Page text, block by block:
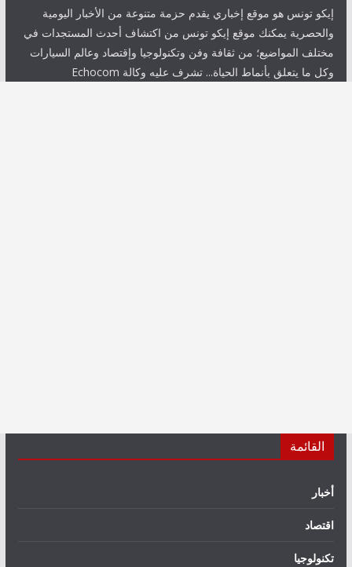
إيكو تونس هو موقع إخباري يقدم حزمة متنوعة من الأخبار اليومية
والحصرية يمكنك موقع إيكو تونس من اكتشاف أحدث المستجدات في
مختلف المواضيع؛ من ثقافة وفن وتكنولوجيا وإقتصاد وعالم السيارات
وكل ما يتعلق بأنماط الحياة... تشرف عليه وكالة Echocom
القائمة
أخبار
اقتصاد
تكنولوجيا